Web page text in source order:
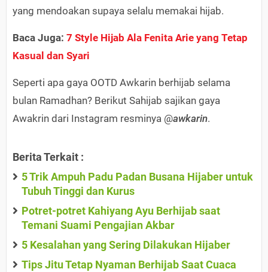
yang mendoakan supaya selalu memakai hijab.
Baca Juga: 7 Style Hijab Ala Fenita Arie yang Tetap
Kasual dan Syari
Seperti apa gaya OOTD Awkarin berhijab selama
bulan Ramadhan? Berikut Sahijab sajikan gaya
Awakrin dari Instagram resminya @awkarin.
Berita Terkait :
5 Trik Ampuh Padu Padan Busana Hijaber untuk
Tubuh Tinggi dan Kurus
Potret-potret Kahiyang Ayu Berhijab saat
Temani Suami Pengajian Akbar
5 Kesalahan yang Sering Dilakukan Hijaber
Tips Jitu Tetap Nyaman Berhijab Saat Cuaca